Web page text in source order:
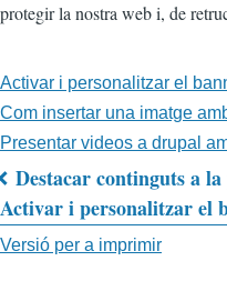
protegir la nostra web i, de
Activar i personalitzar el
Com insertar una imatge
Presentar videos a drupal
Enllaços
relacionats
Destacar continguts a
Activar i personalitzar el
Versió per a imprimir